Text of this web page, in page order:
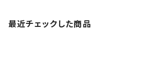
最近チェックした商品